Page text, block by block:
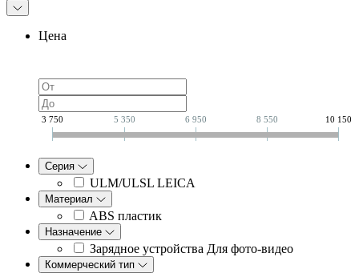
Цена
3 750 5 350 6 950 8 550 10 150
Серия
ULM/ULSL LEICA
Материал
ABS пластик
Назначение
Зарядное устройства Для фото-видео
Коммерческий тип